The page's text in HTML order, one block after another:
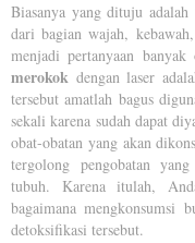
Biasanya yang dituju
dari bagian wajah,
menjadi pertanyaan
merokok dengan laser
tersebut amatlah bagus
sekali karena sudah dapat
obat-obatan yang akan
tergolong pengobatan
tubuh. Karena itulah,
bagaimana mengkonsumsi
detoksifikasi tersebut.